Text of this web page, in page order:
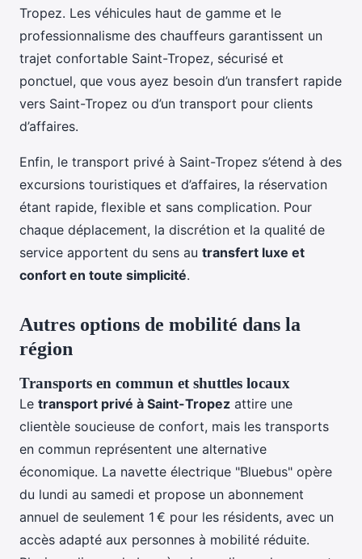
Tropez. Les véhicules haut de gamme et le
professionnalisme des chauffeurs garantissent un
trajet confortable Saint-Tropez, sécurisé et
ponctuel, que vous ayez besoin d’un transfert rapide
vers Saint-Tropez ou d’un transport pour clients
d’affaires.
Enfin, le transport privé à Saint-Tropez s’étend à des
excursions touristiques et d’affaires, la réservation
étant rapide, flexible et sans complication. Pour
chaque déplacement, la discrétion et la qualité de
service apportent du sens au transfert luxe et
confort en toute simplicité.
Autres options de mobilité dans la
région
Transports en commun et shuttles locaux
Le transport privé à Saint-Tropez attire une
clientèle soucieuse de confort, mais les transports
en commun représentent une alternative
économique. La navette électrique "Bluebus" opère
du lundi au samedi et propose un abonnement
annuel de seulement 1 € pour les résidents, avec un
accès adapté aux personnes à mobilité réduite.